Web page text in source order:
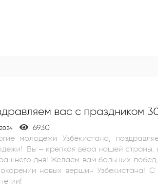
вас с праздником
6930
молодежи Узбекистана,
будущее, стремящееся к цели, надежда нашего
больших побед, энергии, мужества, счастья и семейного благополучия
новых вершин Узбекистана! С уважением, команда Центра инновации, технологии и